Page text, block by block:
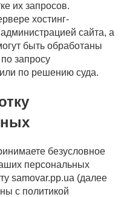
их запросов.
хостинг-
сайта, а
быть обработаны
запросу
по решению суда.
безусловное
персональных
samovar.pp.ua (далее
с политикой